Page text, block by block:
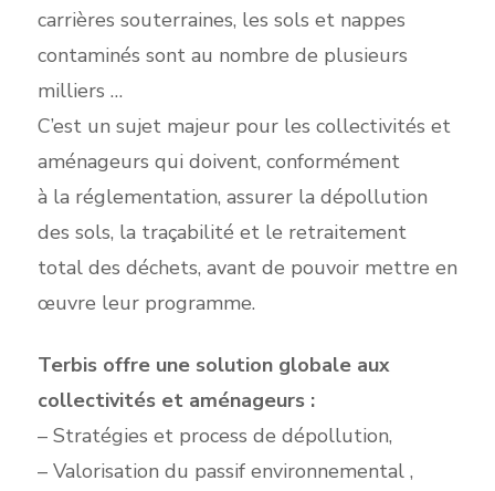
carrières souterraines, les sols et nappes
contaminés sont au nombre de plusieurs
milliers …
C’est un sujet majeur pour les collectivités et
aménageurs qui doivent, conformément
à la réglementation, assurer la dépollution
des sols, la traçabilité et le retraitement
total des déchets, avant de pouvoir mettre en
œuvre leur programme.
Terbis offre une solution globale aux
collectivités et aménageurs :
– Stratégies et process de dépollution,
– Valorisation du passif environnemental ,